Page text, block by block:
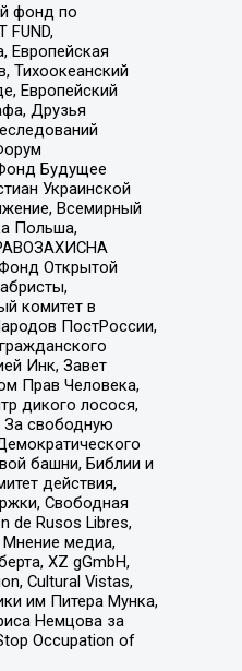
фонд по
Европейская
Тихоокеанский
Европейский
Друзья
Будущее
Украинской
Всемирный
Польша,
Открытой
комитет в
ПостРоссии,
Инк, Завет
Прав Человека,
дикого лосося,
За свободную
башни, Библии и
действия,
Свободная
de Rusos Libres,
Мнение медиа,
XZ gGmbH,
Cultural Vistas,
им Питера Мунка,
Немцова за
Occupation of